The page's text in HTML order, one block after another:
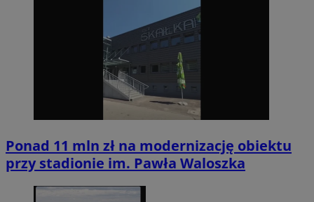
Ponad 11 mln zł na modernizację obiektu
przy stadionie im. Pawła Waloszka